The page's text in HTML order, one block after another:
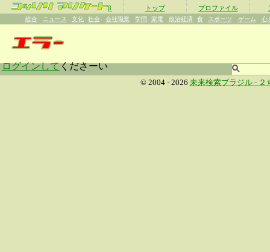
β トップ プロファイル
総合 ニュース 文化 社会 会社職業 学問 家電 政治経済 食 スポーツ ゲーム 心
ログインしてくださーい
© 2004 - 2026 未来検索ブラジル - ２